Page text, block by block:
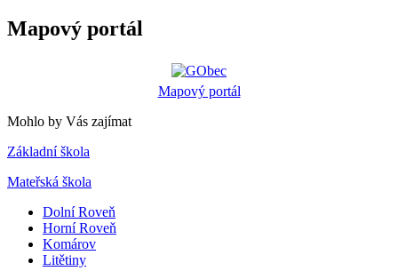
Mapový portál
Mapový portál
Mohlo by Vás zajímat
Základní škola
Mateřská škola
Dolní Roveň
Horní Roveň
Komárov
Litětiny